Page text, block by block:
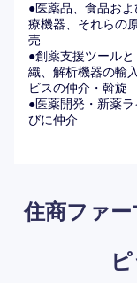
●医薬品、食品お
療機器、それらの
売
●創薬支援ツール
織、解析機器の輸
ビスの仲介・斡旋
●医薬開発・新薬
びに仲介
住商ファ